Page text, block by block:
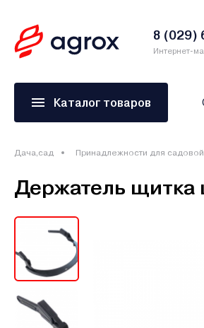
8 (029)
Интернет-
Каталог товаров
Дача,сад Принадлежности для садовой
Держатель щитка